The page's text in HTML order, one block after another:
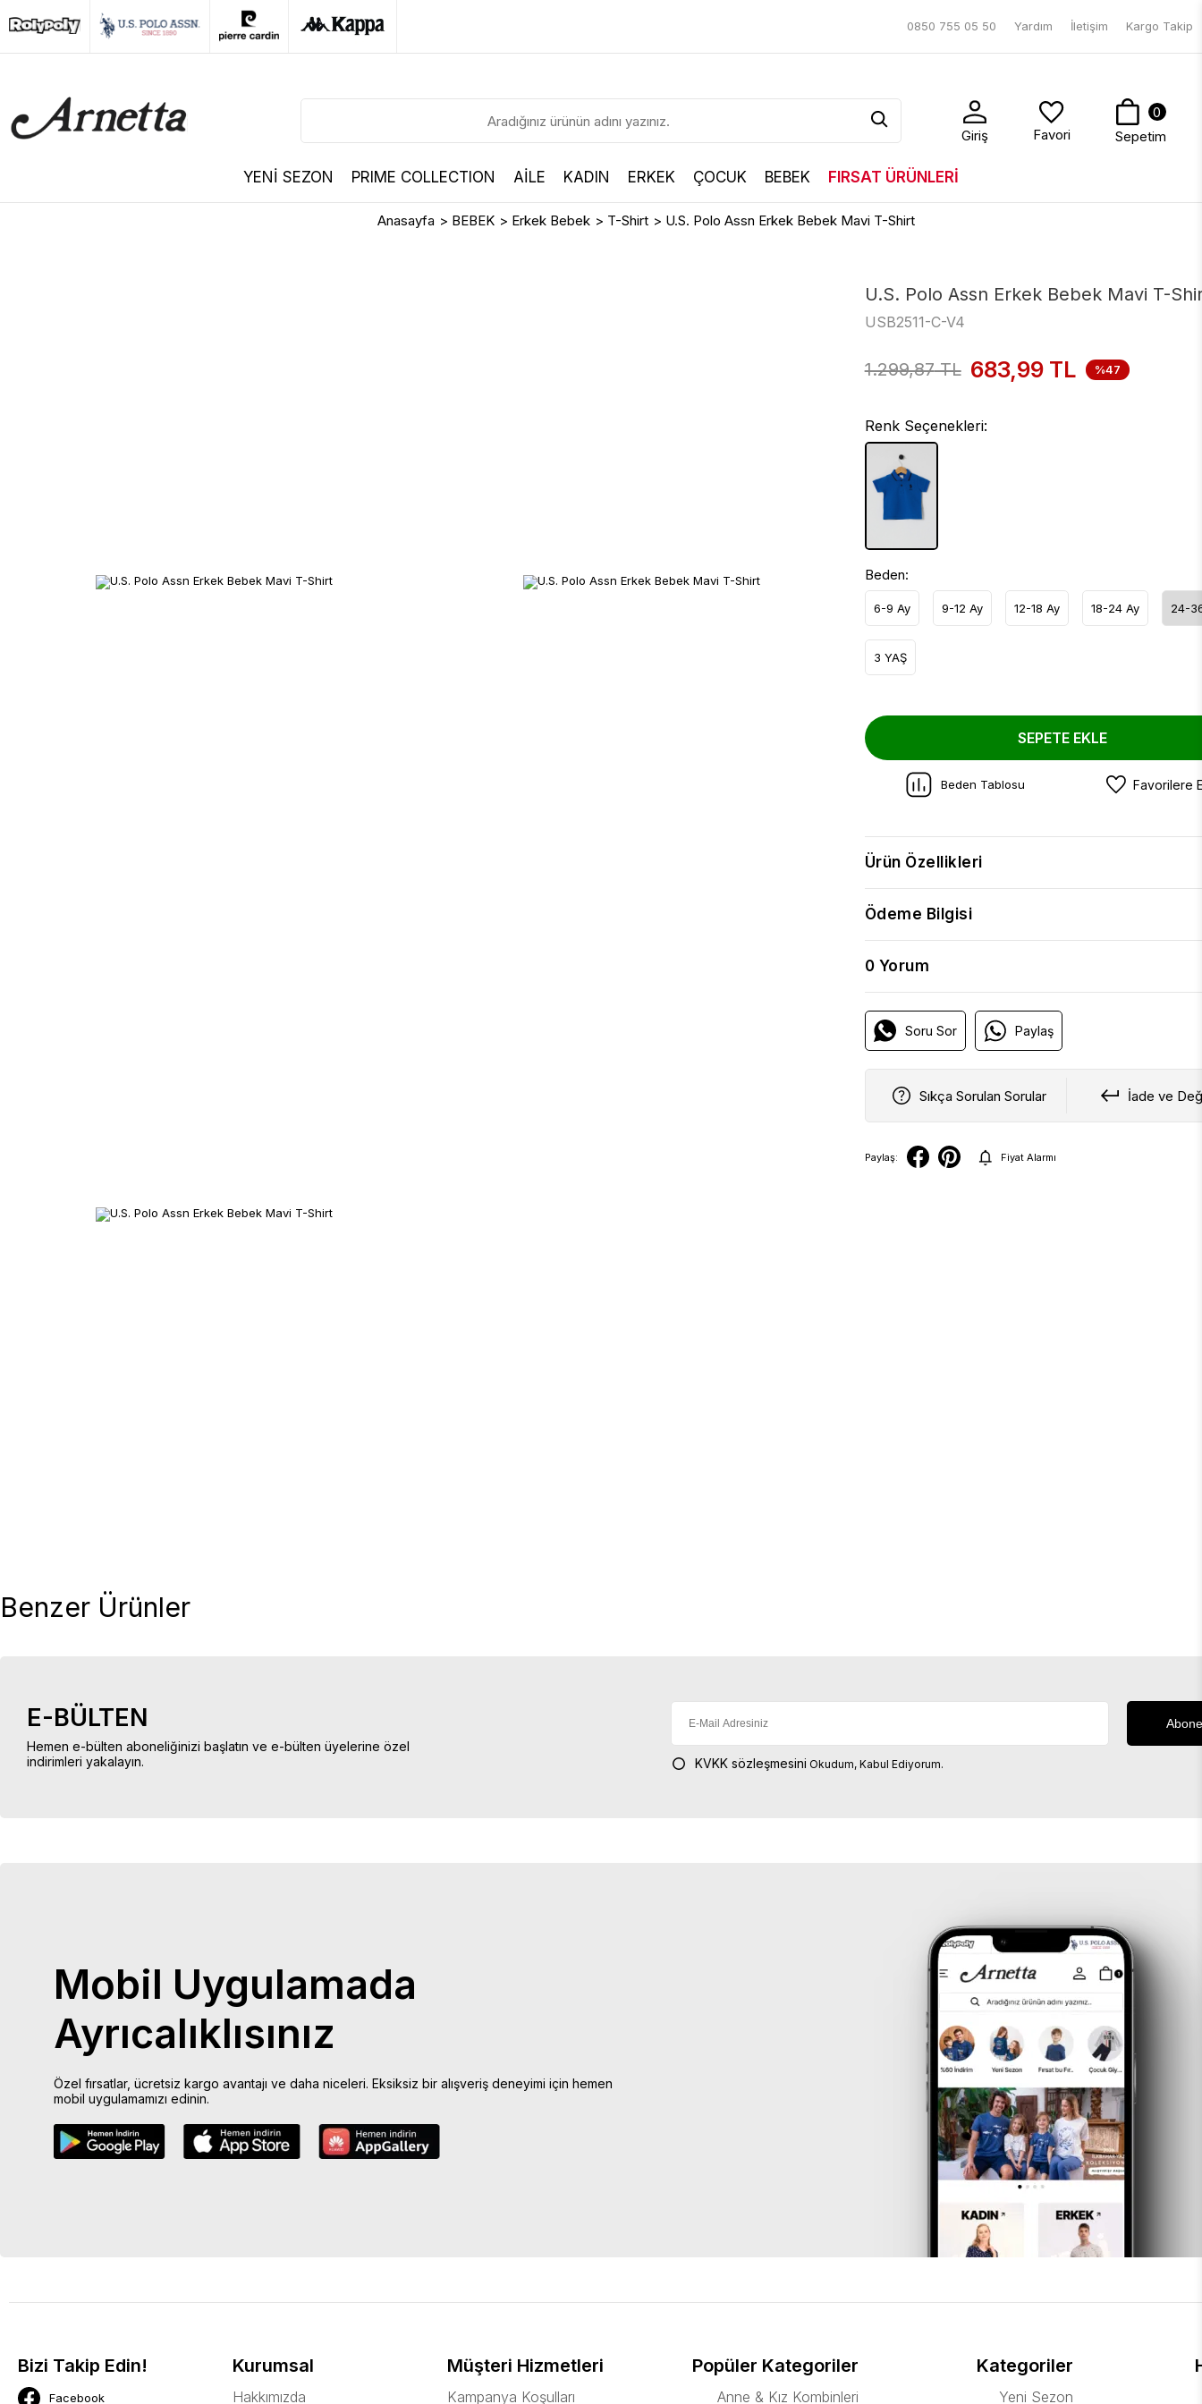
0850 755 05 50 Yardım İletişim Kargo Takip
Giriş Favori
0
Sepetim
YENİ SEZON PRIME COLLECTION AİLE KADIN ERKEK ÇOCUK BEBEK FIRSAT ÜRÜNLERİ
Anasayfa > BEBEK > Erkek Bebek > T-Shirt > U.S. Polo Assn Erkek Bebek Mavi T-Shirt
U.S. Polo Assn Erkek Bebek Mavi T-
USB2511-C-V4
1.299,87TL 683,99TL %47
Renk Seçenekleri:
Beden:
6-9 Ay 9-12 Ay 12-18 Ay 18-24 Ay 24-
3 YAŞ
SEPETE EKLE
Beden Tablosu Favorilere
Ürün Özellikleri
Ödeme Bilgisi
0 Yorum
Soru Sor Paylaş
Sıkça Sorulan Sorular İade ve
Paylaş: Fiyat Alarmı
Benzer Ürünler
E-BÜLTEN
Hemen e-bülten aboneliğinizi başlatın ve e-bülten üyelerine özel
indirimleri yakalayın.
KVKK sözleşmesini Okudum, Kabul Ediyorum.
Mobil Uygulamada
Ayrıcalıklısınız
Özel fırsatlar, ücretsiz kargo avantajı ve daha niceleri. Eksiksiz bir alışveriş deneyimi için hemen
mobil uygulamamızı edinin.
Bizi Takip Edin!
Facebook
Kurumsal
Hakkımızda
Müşteri Hizmetleri
Kampanya Koşulları
Popüler Kategoriler
Anne & Kız Kombinleri
Kategoriler
Yeni Sezon